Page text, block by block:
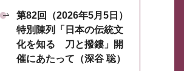
第82回（2026年5月5日）
特別陳列「日本の伝統文
化を知る 刀と撥鏤」開
催にあたって（深谷 聡）